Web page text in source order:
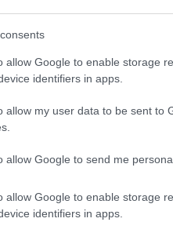
allow Google to enable storage
identifiers in apps.
allow my user data to be sent to
allow Google to send me
allow Google to enable storage
identifiers in apps.
έχει ως εξής:
τον τελευταίο
ακόμα υπουργοί
και οΘάνος Πλεύρης
πως θα εξελιχθεί η
καθηγητή
Συρίγος.